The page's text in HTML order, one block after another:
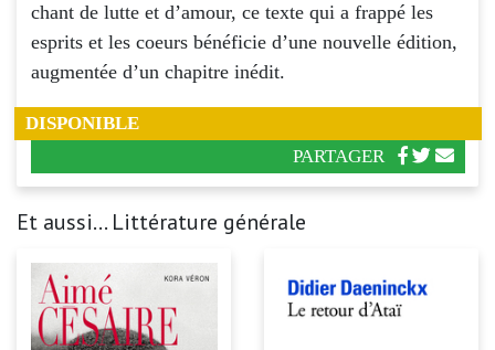
chant de lutte et d’amour, ce texte qui a frappé les
esprits et les coeurs bénéficie d’une nouvelle édition,
augmentée d’un chapitre inédit.
DISPONIBLE
PARTAGER
Et aussi... Littérature générale